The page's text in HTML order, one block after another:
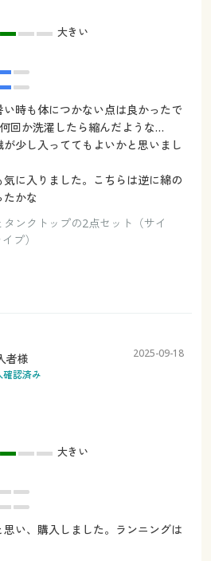
大きい
時も体につかない点は良かったで
回か洗濯したら縮んだような…
少し入っててもよいかと思いまし
に入りました。こちらは逆に綿の
かな
タンクトップの2点セット（サイ
プ）
者様
確認済み
2025-09-18
大きい
い、購入しました。ランニングは